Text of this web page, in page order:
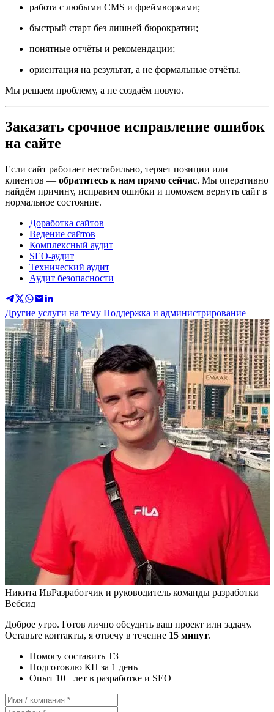
работа с любыми CMS и фреймворками;
быстрый старт без лишней бюрократии;
понятные отчёты и рекомендации;
ориентация на результат, а не формальные отчёты.
Мы решаем проблему, а не создаём новую.
Заказать срочное исправление ошибок
на сайте
Если сайт работает нестабильно, теряет позиции или
клиентов — обратитесь к нам прямо сейчас. Мы оперативно
найдём причину, исправим ошибки и поможем вернуть сайт в
нормальное состояние.
Доработка сайтов
Ведение сайтов
Комплексный аудит
SEO-аудит
Технический аудит
Аудит безопасности
Другие услуги на тему Поддержка и администрирование
Никита ИвРазработчик и руководитель команды разработки
Вебсид
Доброе утро. Готов лично обсудить ваш проект или задачу.
Оставьте контакты, я отвечу в течение 15 минут.
Помогу составить ТЗ
Подготовлю КП за 1 день
Опыт 10+ лет в разработке и SEO